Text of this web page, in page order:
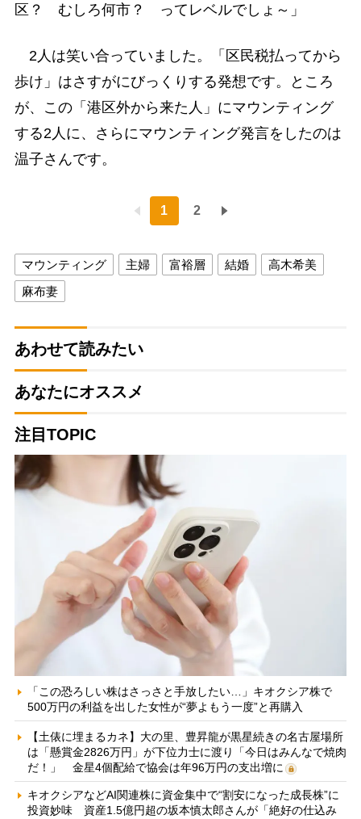
区？ むしろ何市？ ってレベルでしょ～」
2人は笑い合っていました。「区民税払ってから
歩け」はさすがにびっくりする発想です。ところ
が、この「港区外から来た人」にマウンティング
する2人に、さらにマウンティング発言をしたのは
温子さんです。
1 2
マウンティング 主婦 富裕層 結婚
高木希美
麻布妻
あわせて読みたい
あなたにオススメ
注目TOPIC
「この恐ろしい株はさっさと手放したい…」キオクシア株で
500万円の利益を出した女性が“夢よもう一度”と再購入
【土俵に埋まるカネ】大の里、豊昇龍が黒星続きの名古屋場所
は「懸賞金2826万円」が下位力士に渡り「今日はみんなで焼肉
だ！」 金星4個配給で協会は年96万円の支出増に
キオクシアなどAI関連株に資金集中で“割安になった成長株”に
投資妙味 資産1.5億円超の坂本慎太郎さんが「絶好の仕込み